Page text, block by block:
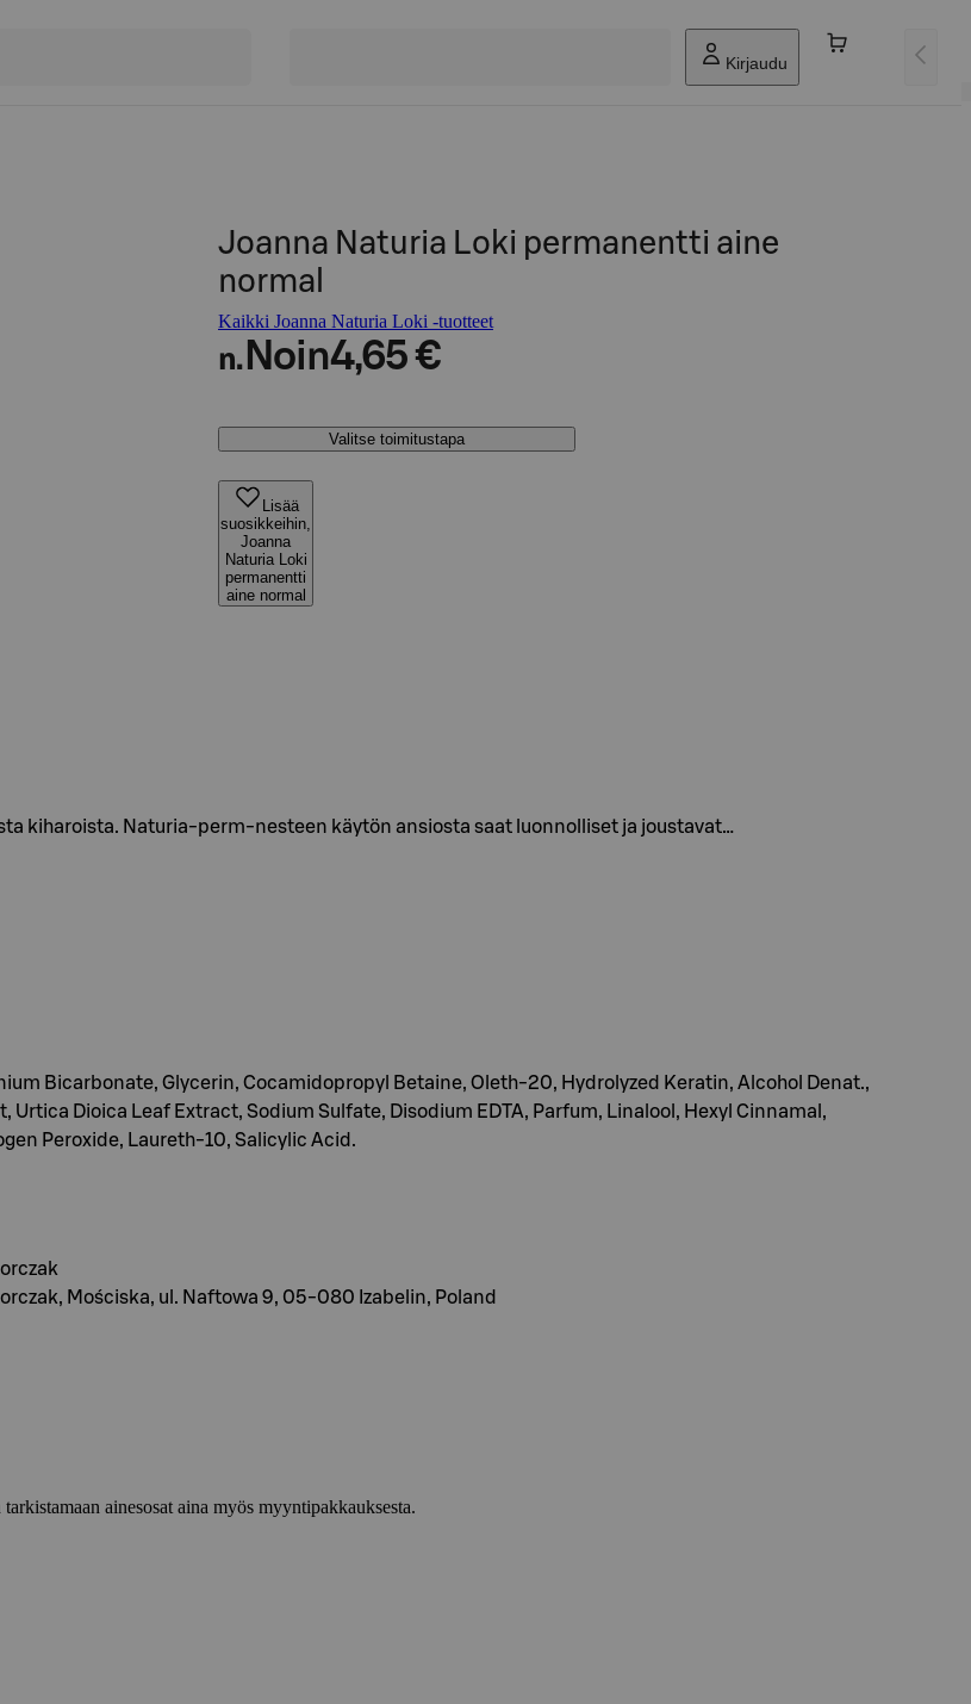
Kirjaudu
Joanna Naturia Loki permanentti aine
normal
Kaikki Joanna Naturia Loki -tuotteet
n. Noin4,65 €
Valitse toimitustapa
Lisää
suosikkeihin,
Joanna
Naturia Loki
permanentti
aine normal
kiharoista. Naturia-perm-nesteen käytön ansiosta saat luonnolliset ja joustavat…
Bicarbonate, Glycerin, Cocamidopropyl Betaine, Oleth-20, Hydrolyzed Keratin, Alcohol Denat.,
Urtica Dioica Leaf Extract, Sodium Sulfate, Disodium EDTA, Parfum, Linalool, Hexyl Cinnamal,
Peroxide, Laureth-10, Salicylic Acid.
Mościska, ul. Naftowa 9, 05-080 Izabelin, Poland
ainesosat aina myös myyntipakkauksesta.